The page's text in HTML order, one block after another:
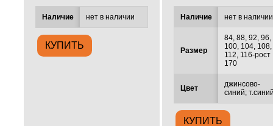
Наличие нет в наличии Наличие нет в наличии
Размер
84, 88, 92, 96,
100, 104, 108,
112, 116-рост
170
Цвет
джинсово-
синий;